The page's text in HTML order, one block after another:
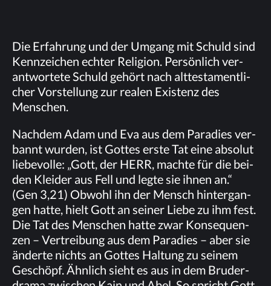
Die Er­fah­rung und der Um­gang mit Schuld sind
Kenn­zei­chen ech­ter Re­li­gi­on. Per­sön­lich ver­
ant­wor­te­te Schuld ge­hört nach alt­tes­ta­ment­li­
cher Vor­stel­lung zur rea­len Exis­tenz des
Menschen.
Nach­dem Adam und Eva aus dem Pa­ra­dies ver­
bannt wur­den, ist Got­tes ers­te Tat eine ab­so­lut
lie­be­vol­le: „Gott, der HERR, mach­te für die bei­
den Klei­der aus Fell und leg­te sie ih­nen an.“
(Gen 3,21) Ob­wohl ihn der Mensch hin­ter­gan­
gen hat­te, hielt Gott an sei­ner Lie­be zu ihm fest.
Die Tat des Men­schen hat­te zwar Kon­se­quen­
zen – Ver­trei­bung aus dem Pa­ra­dies – aber sie
än­der­te nichts an Got­tes Hal­tung zu sei­nem
Ge­schöpf. Ähn­lich sieht es aus in dem Bru­der­